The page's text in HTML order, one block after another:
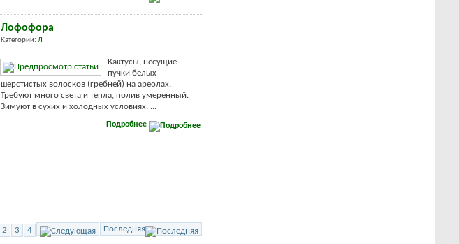
Лофофора
Категории: Л
Кактусы, несущие
пучки белых
шерстистых волосков (гребней) на ареолах.
Требуют много света и тепла, полив умеренный.
Зимуют в сухих и холодных условиях. ...
Подробнее
2 3 4 Последняя